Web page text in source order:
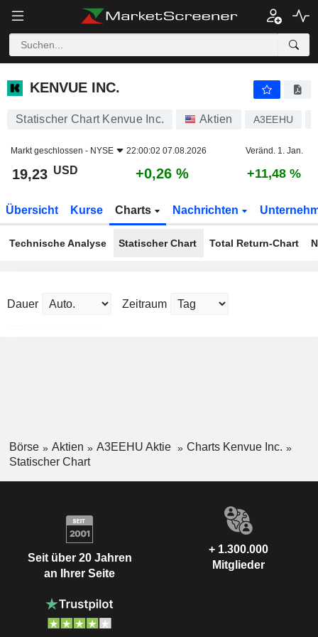
KENVUE INC.
KENVUE INC.
Statischer Chart Kenvue Inc. Aktien A3EEHU
Markt geschlossen - NYSE 22:00:02 07.08.2026 Veränd. 1. Jan.
19,23 USD +0,26 % +11,48 %
Übersicht Kurse Charts Nachrichten
Technische Analyse Statischer Chart Total Return-Chart
Dauer Zeitraum
Börse Aktien A3EEHU Aktie
Charts Kenvue Inc.
Statischer Chart
Seit über 20 Jahren
an Ihrer Seite
+ 1.300.000
Mitglieder